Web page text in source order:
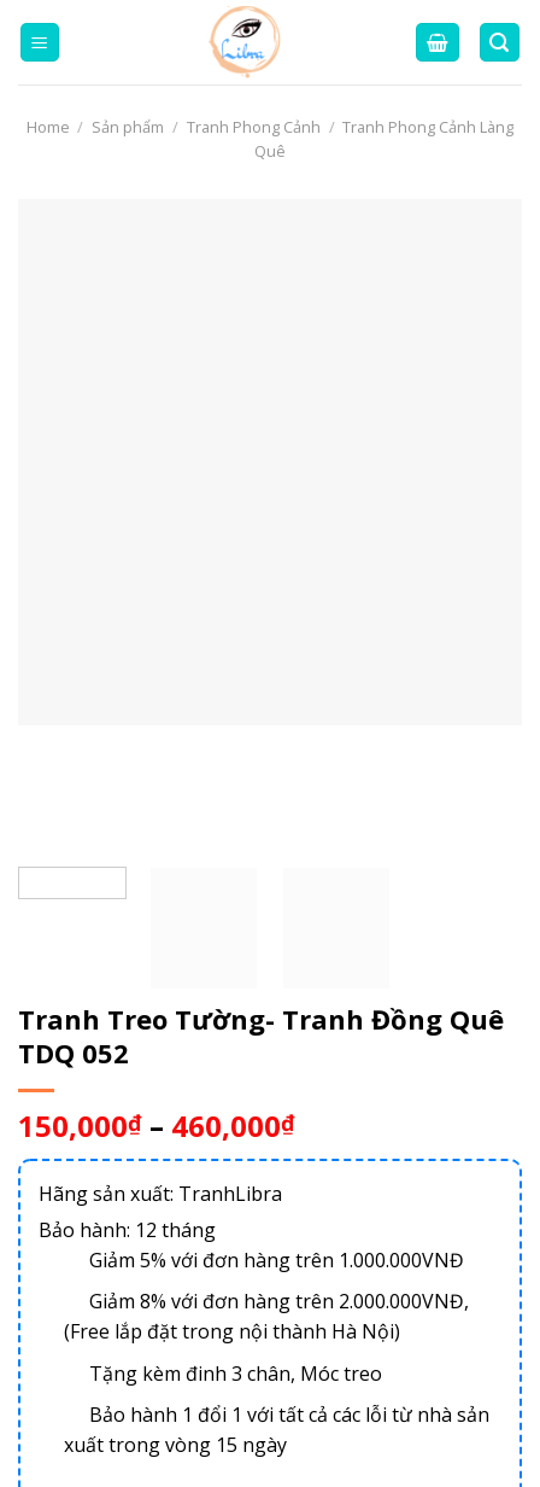
Home / Sản phẩm / Tranh Phong Cảnh / Tranh Phong Cảnh Làng
Quê
Tranh Treo Tường- Tranh Đồng Quê
TDQ 052
150,000₫ – 460,000₫
Hãng sản xuất: TranhLibra
Bảo hành: 12 tháng
Giảm 5% với đơn hàng trên 1.000.000VNĐ
Giảm 8% với đơn hàng trên 2.000.000VNĐ,
(Free lắp đặt trong nội thành Hà Nội)
Tặng kèm đinh 3 chân, Móc treo
Bảo hành 1 đổi 1 với tất cả các lỗi từ nhà sản
xuất trong vòng 15 ngày